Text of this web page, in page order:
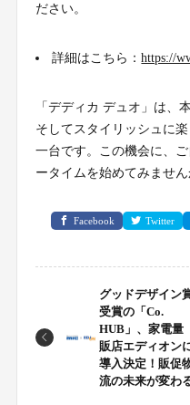
ださい。
詳細はこちら：https://
「デディカ デュオ」は、
そしてスタイリッシュに
一台です。この機会に、
ータイムを始めてみません
Facebook Twitter
グッドデザイン
受賞の「Co.
HUB」、家電量
販店エディオン
導入決定！販促
流の未来が変わ